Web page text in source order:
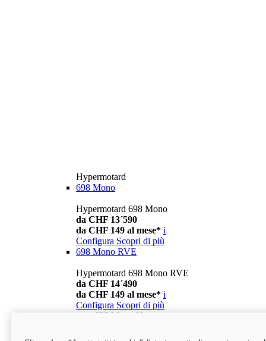
Hypermotard
698 Mono
Hypermotard 698 Mono
da CHF 13´590
da CHF 149 al mese* i
Configura Scopri di più
698 Mono RVE
Hypermotard 698 Mono RVE
da CHF 14´490
da CHF 149 al mese* i
Configura Scopri di più
698 Mono Nera
Hypermotard 698 Mono Nera